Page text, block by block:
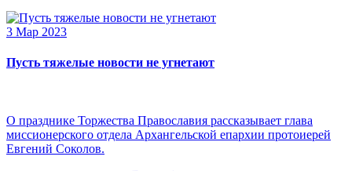
3 Мар 2023
Пусть тяжелые новости не угнетают
О празднике Торжества Православия рассказывает глава
миссионерского отдела Архангельской епархии протоиерей
Евгений Соколов.